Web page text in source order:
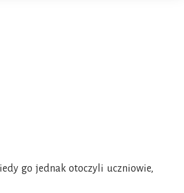
go jednak otoczyli uczniowie,